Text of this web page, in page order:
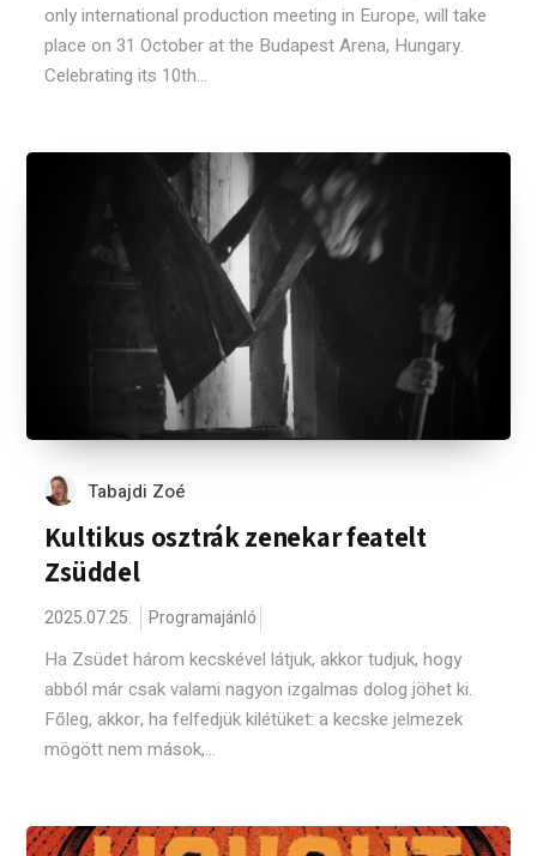
only international production meeting in Europe, will take
place on 31 October at the Budapest Arena, Hungary.
Celebrating its 10th...
Tabajdi Zoé
Kultikus osztrák zenekar featelt
Zsüddel
2025.07.25. Programajánló
Ha Zsüdet három kecskével látjuk, akkor tudjuk, hogy
abból már csak valami nagyon izgalmas dolog jöhet ki.
Főleg, akkor, ha felfedjük kilétüket: a kecske jelmezek
mögött nem mások,...